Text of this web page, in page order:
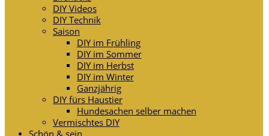
DIY Videos
DIY Technik
Saison
DIY im Frühling
DIY im Sommer
DIY im Herbst
DIY im Winter
Ganzjährig
DIY fürs Haustier
Hundesachen selber machen
Vermischtes DIY
Schön & sein